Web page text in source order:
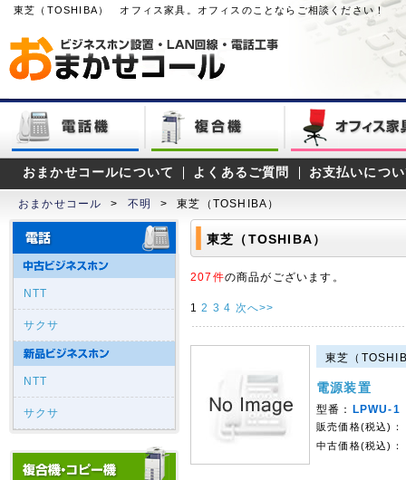
東芝（TOSHIBA） オフィス家具。オフィスのことならご相談ください！
おまかせコールについて よくあるご質問 お支払いにつ
おまかせコール > 不明 > 東芝（TOSHIBA）
NTT
サクサ
NTT
サクサ
東芝（TOSHIBA）
207件の商品がございます。
1 2 3 4 次へ>>
東芝（
電源装置
型番： LPWU-1
販売価格(税込)：
中古価格(税込)：